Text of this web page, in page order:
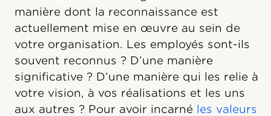
manière dont la reconnaissance est
actuellement mise en œuvre au sein de
votre organisation. Les employés sont-ils
souvent reconnus ? D’une manière
significative ? D’une manière qui les relie à
votre vision, à vos réalisations et les uns
aux autres ? Pour avoir incarné les valeurs